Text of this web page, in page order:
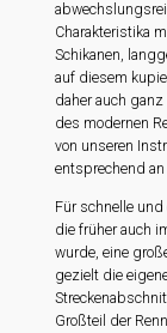
Charakteristika
Schikanen,
auf diesem
daher auch
des modernen
von unseren
entsprechend
Für schnelle und
die früher auch
wurde, eine
gezielt die
Großteil der